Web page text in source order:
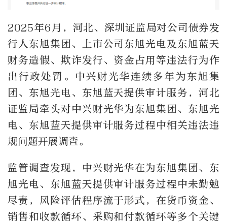
2025年6月，河北、深圳证监局对公司债券发
行人东旭集团、上市公司东旭光电及东旭蓝天
财务造假、欺诈发行、资金占用等违法行为作
出行政处罚。中兴财光华连续多年为东旭集
团、东旭光电、东旭蓝天提供审计服务，河北
证监局牵头对中兴财光华为东旭集团、东旭光
电、东旭蓝天提供审计服务过程中相关违法违
规问题开展调查。
监管调查发现，中兴财光华在为东旭集团、东
旭光电、东旭蓝天提供审计服务过程中未勤勉
尽责，风险评估程序流于形式，在货币资金、
销售和收款循环、采购和付款循环等多个关键